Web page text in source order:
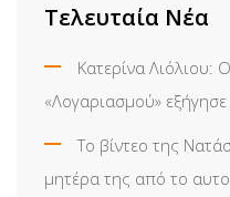
Τελευταία Νέα
Κατερίνα Λιόλιου:
«Λογαριασμού»
Το βίντεο της
μητέρα της από το